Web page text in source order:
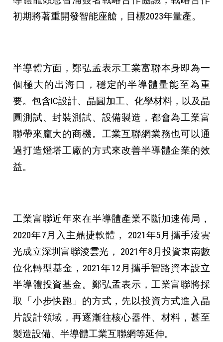
初期將著重開發智能座艙，目標2023年量產。
半導體方面，鄭弘孟表示工業富聯本身即為一
個極大的出海口，穩定的半導體量能至為重
要。包含IC設計、晶圓加工、化學材料，以及晶
圓測試、封裝測試、設備製造，都會為工業富
聯帶來龐大的商機。工業互聯網業務也可以通
過打造燈塔工廠的方式來改善半導體企業的效
益。
工業富聯近年來在半導體產業不斷加速佈局，
2020年7月入主鼎捷軟體， 2021年5月攜手淩雲
光成立深圳富聯淩雲光， 2021年8月投資東南數
位化轉型基金，2021年12月攜手智路資本設立
半導體投資基金。鄭弘孟表示，工業富聯將採
取「小步快跑」的方式，先以投資方式進入晶
片設計領域，再逐漸往核心器件、材料，甚至
製造設備、半導體工業互聯網等延伸。